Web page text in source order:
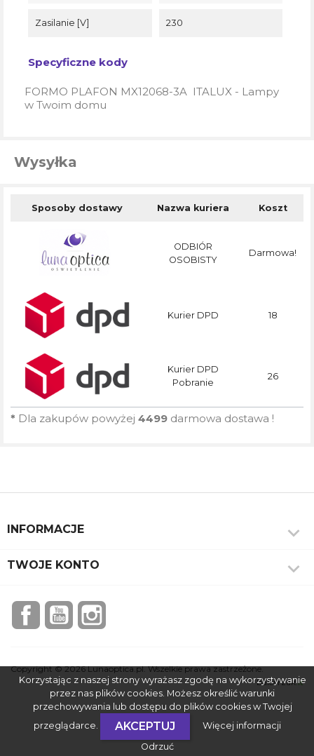
Zasilanie [V] 230
Specyficzne kody
FORMO PLAFON MX12068-3A ITALUX - Lampy
w Twoim domu
Wysyłka
Sposoby dostawy Nazwa kuriera Koszt
ODBIÓR
OSOBISTY
Darmowa!
Kurier DPD 18
Kurier DPD
Pobranie
26
* Dla zakupów powyżej 4499 darmowa dostawa !
INFORMACJE 
TWOJE KONTO 
FacebookYouTubeInstagram
Copyright © 2026 Lunaoptica.pl. Wszelkie prawa zastrzeżone.
balcerzak.it
Korzystając z naszej strony wyrażasz zgodę na wykorzystywanie
przez nas plików cookies. Możesz określić warunki
przechowywania lub dostępu do plików cookies w Twojej
przeglądarce.
AKCEPTUJ
Więcej informacji
Odrzuć